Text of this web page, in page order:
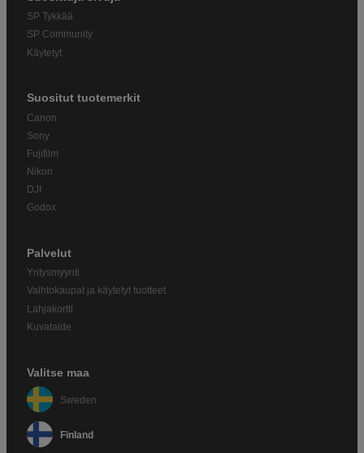
SP Tykkää
SP Community
Käytetyt
Suositut tuotemerkit
Canon
Sony
Fujifilm
Nikon
DJI
Godox
Palvelut
Yritysmyynti
Vaihtokaupat ja käytetyt tuotteet
Lahjakortti
Kuvataide
Valitse maa
Sweden
Finland